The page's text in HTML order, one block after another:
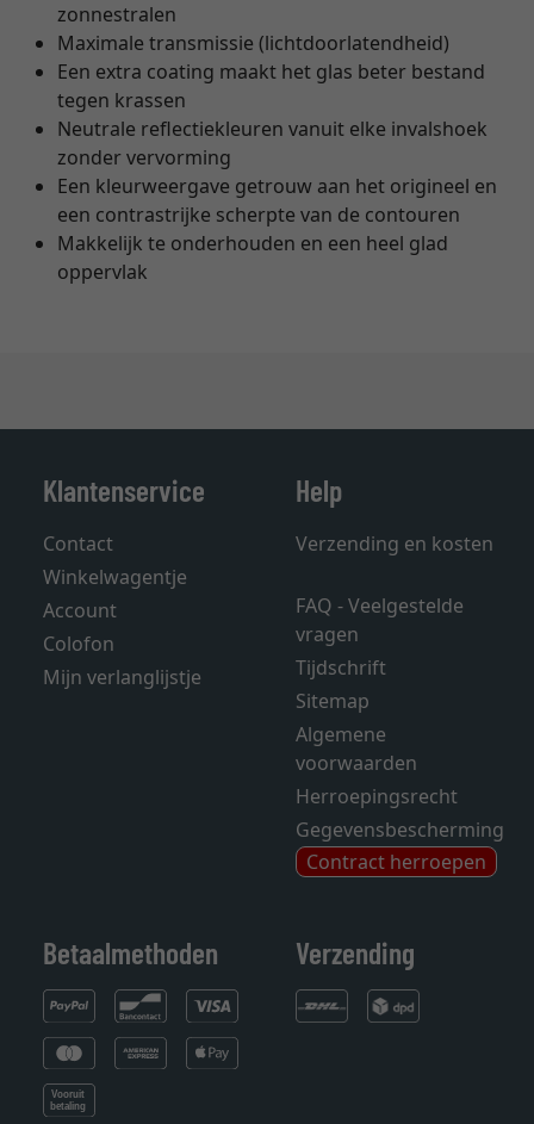
zonnestralen
Maximale transmissie (lichtdoorlatendheid)
Een extra coating maakt het glas beter bestand
tegen krassen
Neutrale reflectiekleuren vanuit elke invalshoek
zonder vervorming
Een kleurweergave getrouw aan het origineel en
een contrastrijke scherpte van de contouren
Makkelijk te onderhouden en een heel glad
oppervlak
Klantenservice
Contact
Winkelwagentje
Account
Colofon
Mijn verlanglijstje
Help
Verzending en kosten
FAQ - Veelgestelde
vragen
Tijdschrift
Sitemap
Algemene
voorwaarden
Herroepingsrecht
Gegevensbescherming
Contract herroepen
Betaalmethoden Verzending